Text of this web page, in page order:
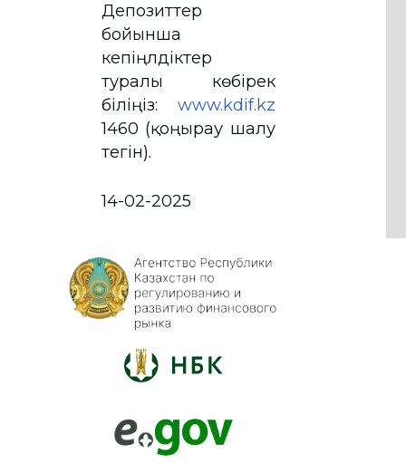
Депозиттер
бойынша
кепіңлдіктер
туралы көбірек
біліңіз: www.kdif.kz
1460 (қоңырау шалу
тегін).
14-02-2025